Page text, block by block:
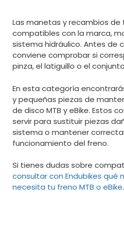
Las manetas y recambios de
compatibles con la marca,
sistema hidráulico. Antes de
conviene comprobar si
pinza, el latiguillo o el
En esta categoría
y pequeñas piezas de
de disco MTB y eBike. Estos
servir para sustituir piezas
sistema o mantener
funcionamiento del freno.
Si tienes dudas sobre
consultar con Endubikes qué
necesita tu freno MTB o eBike.